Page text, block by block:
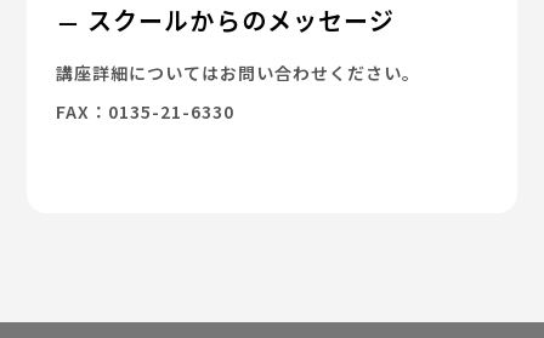
スクールからのメッセージ
講座詳細についてはお問い合わせください。
FAX：0135-21-6330